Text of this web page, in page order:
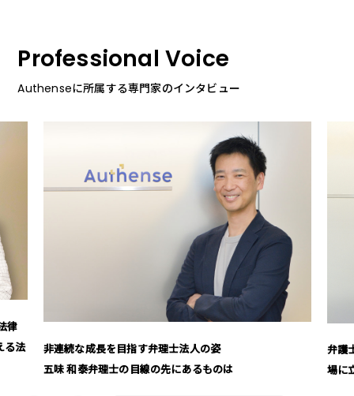
Professional Voice
Authenseに所属する専門家のインタビュー
弁護士の枠を超えて 鈴木 裕二弁護士が語る「相手の立
場に立つ」信念
「あ
賢介